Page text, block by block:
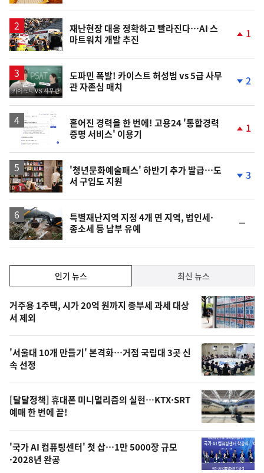
재난현장 대응 정확하고 빨라진다…AI 스
마트워치 개발 추진
상
1
영
상
도파민 폭발! 카이스트 허성범 vs 5급 사무
관 자존심 매치
하
2
흩어진 경력을 한 번에! 고용24 '통합경력
증명 서비스' 이용기
상
1
'청년문화예술패스' 하반기 추가 발급…도
서 구입도 지원
하
3
특별재난지역 지정 4개 면 지역, 법인세·
종소세 등 납부 유예
일
기,
최
신,
오
늘
의
영
상
오
인기 뉴스 최신 뉴스
인
기
뉴
스
거주용 1주택, 시가 20억 원까지 종부세 과세 대상
서 제외
'서울대 10개 만들기' 본격화…거점 국립대 3곳 신
속 선정
[달달정책] 휴대폰 미니멀리즘의 실현…KTX·SRT
예매 한 번에 끝!
'국가 AI 컴퓨팅센터' 첫 삽…1만 5000장 규모
·2028년 완공